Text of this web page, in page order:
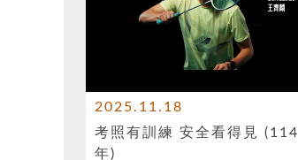
2025.11.18
考照有訓練 安全看得見 (114
年)